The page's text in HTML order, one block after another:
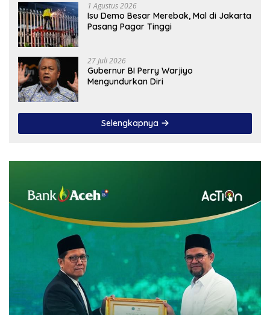
1 Agustus 2026
Isu Demo Besar Merebak, Mal di Jakarta
Pasang Pagar Tinggi
27 Juli 2026
Gubernur BI Perry Warjiyo
Mengundurkan Diri
Selengkapnya